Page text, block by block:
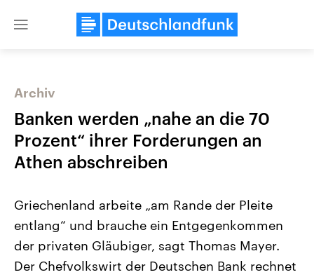
Close
Landtagswahl Sachsen-Anhalt
Alle Informationen
USA
Aktuelle Beiträge,
Hintergründe
Archiv
Banken werden „nahe an die 70
Prozent“ ihrer Forderungen an
Athen abschreiben
Griechenland arbeite „am Rande der Pleite
entlang“ und brauche ein Entgegenkommen
der privaten Gläubiger, sagt Thomas Mayer.
Der Chefvolkswirt der Deutschen Bank rechnet